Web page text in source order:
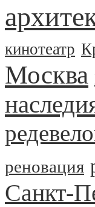
кинотеатр
Москва
реновация
Санкт-